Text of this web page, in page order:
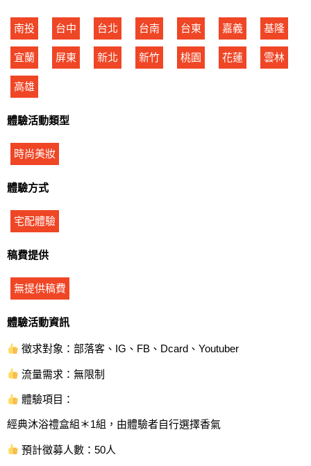
南投 台中 台北 台南 台東 嘉義 基隆
宜蘭 屏東 新北 新竹 桃園 花蓮 雲林
高雄
體驗活動類型
時尚美妝
體驗方式
宅配體驗
稿費提供
無提供稿費
體驗活動資訊
徵求對象：部落客、IG、FB、Dcard、Youtuber
流量需求：無限制
體驗項目：
經典沐浴禮盒組＊1組，由體驗者自行選擇香氣
預計徵募人數：50人